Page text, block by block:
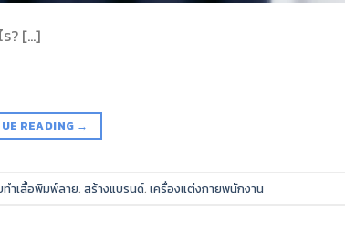
? […]
READING →
ทำเสื้อพิมพ์ลาย, สร้างแบรนด์, เครื่องแต่งกายพนักงาน